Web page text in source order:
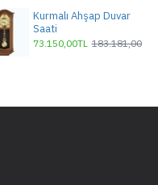
Kurmalı Ahşap Duvar
Saati
73.150,00TL 183.181,00TL